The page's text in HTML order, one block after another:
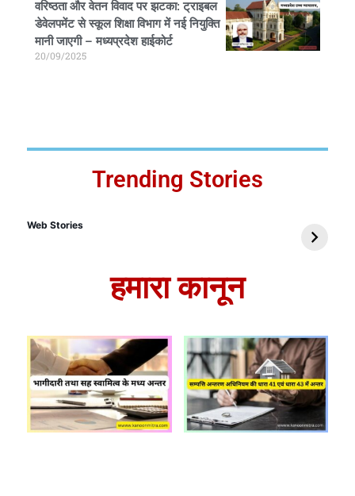
वरिष्ठता और वेतन विवाद पर झटका: ट्राइबल
डेवेलपमेंट से स्कूल शिक्षा विभाग में नई नियुक्ति
मानी जाएगी – मध्यप्रदेश हाईकोर्ट
20/09/2025
Trending Stories
Web Stories
हमारा कानून